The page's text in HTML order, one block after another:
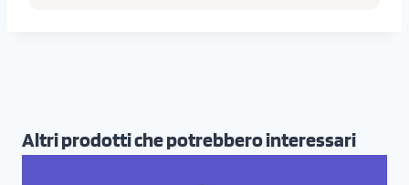
Altri prodotti che potrebbero interessari